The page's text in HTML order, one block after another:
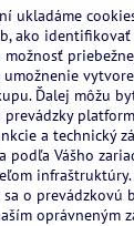
ukladáme
ako
umožnenie
Ďalej môžu
a technický
podľa Vášho
o prevádzkovú
oprávneným